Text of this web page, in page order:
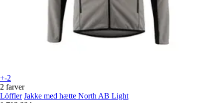
+-2
2 farver
Löffler Jakke med hætte North AB Light